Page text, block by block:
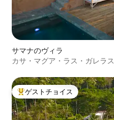
サマナのヴィラ
カサ・マグア・ラス・ガレラス
大好評のゲストチョイスです。
ゲストチョイス